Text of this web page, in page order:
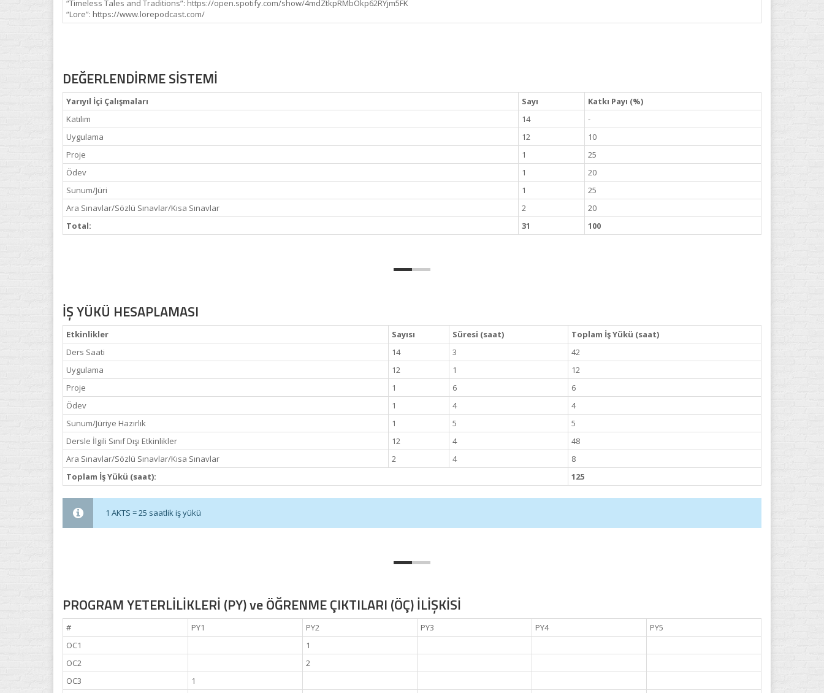
“Timeless Tales and Traditions”: https://open.spotify.com/show/4mdZtkpRMbOkp62RYjm5FK
“Lore”: https://www.lorepodcast.com/
DEĞERLENDİRME SİSTEMİ
Yarıyıl İçi Çalışmaları Sayı
Katkı Payı (%)
Katılım
14
-
Uygulama
12
10
Proje
1
25
Ödev
1
20
Sunum/Jüri
1
25
Ara Sınavlar/Sözlü Sınavlar/Kısa Sınavlar
2
20
Total:
31 100
İŞ YÜKÜ HESAPLAMASI
Etkinlikler Sayısı Süresi (saat)
Toplam İş Yükü (saat)
Ders Saati
14 3
42
Uygulama
12 1
12
Proje
1 6
6
Ödev
1 4
4
Sunum/Jüriye Hazırlık
1 5
5
Dersle İlgili Sınıf Dışı Etkinlikler
12 4
48
Ara Sınavlar/Sözlü Sınavlar/Kısa Sınavlar
2 4
8
Toplam İş Yükü (saat):
125
1 AKTS = 25 saatlik iş yükü
PROGRAM YETERLİLİKLERİ (PY) ve ÖĞRENME ÇIKTILARI (ÖÇ) İLİŞKİSİ
# PY1 PY2 PY3 PY4
PY5
OC1
1
OC2
2
OC3
1